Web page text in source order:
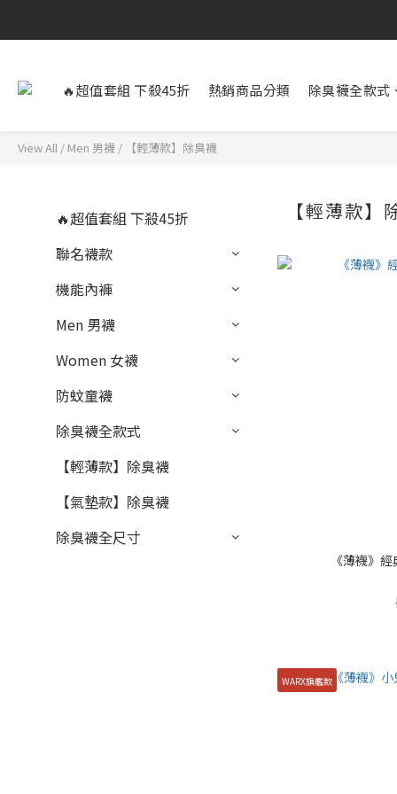
🔥超值套組 下殺45折 熱銷商品分類 除臭襪全款式
View All / Men 男襪 / 【輕薄款】除臭襪
🔥超值套組 下殺45折
聯名襪款
機能內褲
Men 男襪
Women 女襪
防蚊童襪
除臭襪全款式
【輕薄款】除臭襪
【氣墊款】除臭襪
除臭襪全尺寸
【輕薄款】
《薄襪》
WARX旗艦款